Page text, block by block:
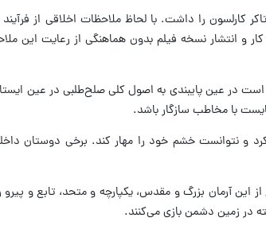
کارلسون را داشت. با لحاظ ملاحظات اخلاقی از فرآیند
و انتشار نسخه فیلم بدون هماهنگی از رعایت این
است در عین پایبندی به اصول کلی صلح‌طلبی در عین
با مخاطب سازگار باشد.
و نتوانست خشم خود را مهار کند. برخی دوستان
آرمان بزرگ و مقدس، یکپارچه و متحد، تابع و پیرو
در زمین دشمن بازی می‌کنند.